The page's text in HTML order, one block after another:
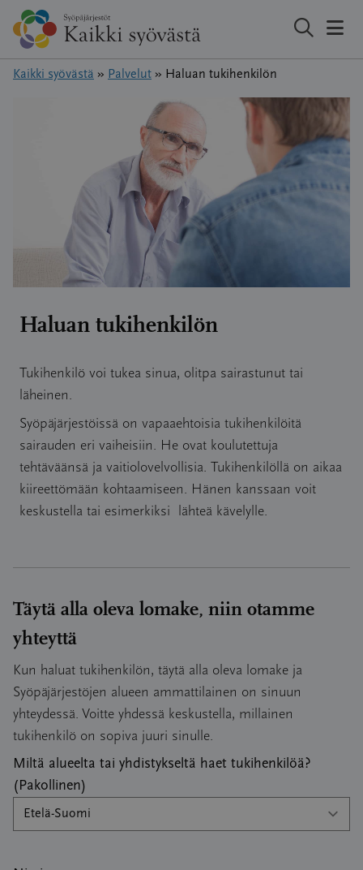
Hyppää
sisältöön
Kaikki syövästä » Palvelut » Haluan tukihenkilön
Haluan tukihenkilön
Tukihenkilö voi tukea sinua, olitpa sairastunut tai
läheinen.
Syöpäjärjestöissä on vapaaehtoisia tukihenkilöitä
sairauden eri vaiheisiin. He ovat koulutettuja
tehtäväänsä ja vaitiolovelvollisia. Tukihenkilöllä on aikaa
kiireettömään kohtaamiseen. Hänen kanssaan voit
keskustella tai esimerkiksi lähteä kävelylle.
Täytä alla oleva lomake, niin otamme
yhteyttä
Kun haluat tukihenkilön, täytä alla oleva lomake ja
Syöpäjärjestöjen alueen ammattilainen on sinuun
yhteydessä. Voitte yhdessä keskustella, millainen
tukihenkilö on sopiva juuri sinulle.
Miltä alueelta tai yhdistykseltä haet tukihenkilöä?
(Pakollinen)